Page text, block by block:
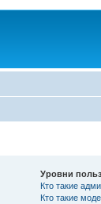
Уровни
Кто такие
Кто такие